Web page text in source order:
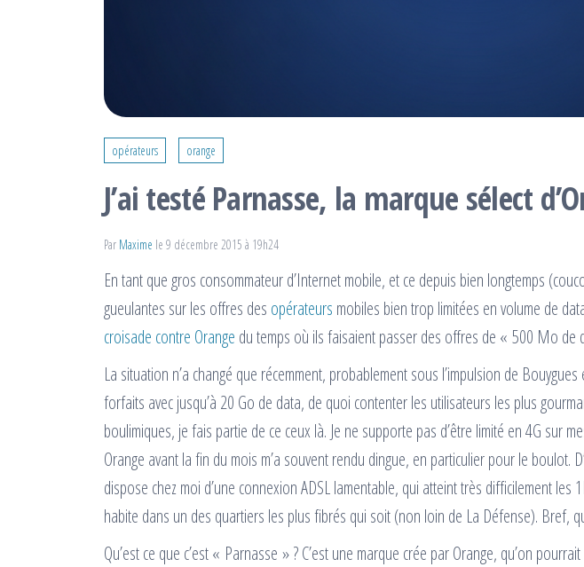
opérateurs orange
J’ai testé Parnasse, la marque sélect
Par Maxime le 9 décembre 2015 à 19h24
En tant que gros consommateur d’Internet mobile, et ce depuis bien longtemps
gueulantes sur les offres des opérateurs mobiles bien trop limitées en volume de
croisade contre Orange du temps où ils faisaient passer des offres de « 500 Mo
La situation n’a changé que récemment, probablement sous l’impulsion de
forfaits avec jusqu’à 20 Go de data, de quoi contenter les utilisateurs les plus
boulimiques, je fais partie de ce ceux là. Je ne supporte pas d’être limité en 4G sur
Orange avant la fin du mois m’a souvent rendu dingue, en particulier pour le boulot.
dispose chez moi d’une connexion ADSL lamentable, qui atteint très difficilement
habite dans un des quartiers les plus fibrés qui soit (non loin de La Défense). Bref,
Qu’est ce que c’est « Parnasse » ? C’est une marque crée par Orange, qu’on